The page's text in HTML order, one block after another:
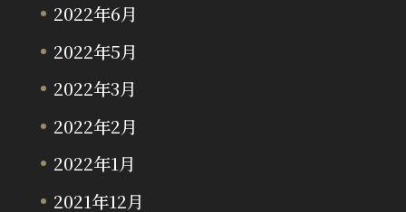
2022年6月
2022年5月
2022年3月
2022年2月
2022年1月
2021年12月